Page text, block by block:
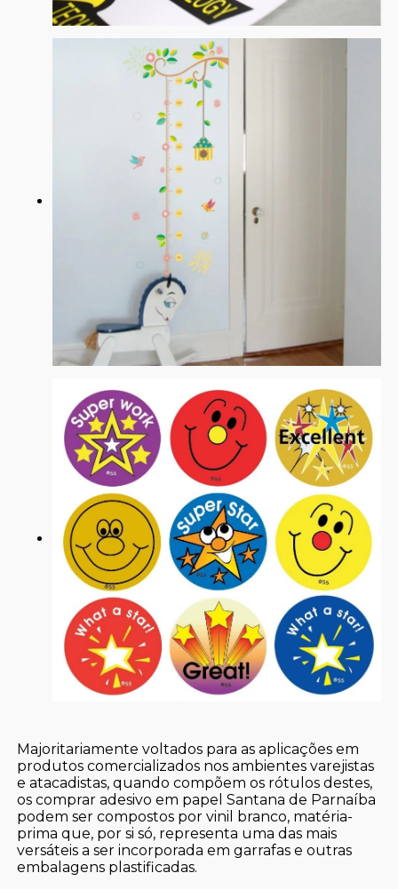
Majoritariamente voltados para as aplicações em
produtos comercializados nos ambientes varejistas
e atacadistas, quando compõem os rótulos destes,
os comprar adesivo em papel Santana de Parnaíba
podem ser compostos por vinil branco, matéria-
prima que, por si só, representa uma das mais
versáteis a ser incorporada em garrafas e outras
embalagens plastificadas.